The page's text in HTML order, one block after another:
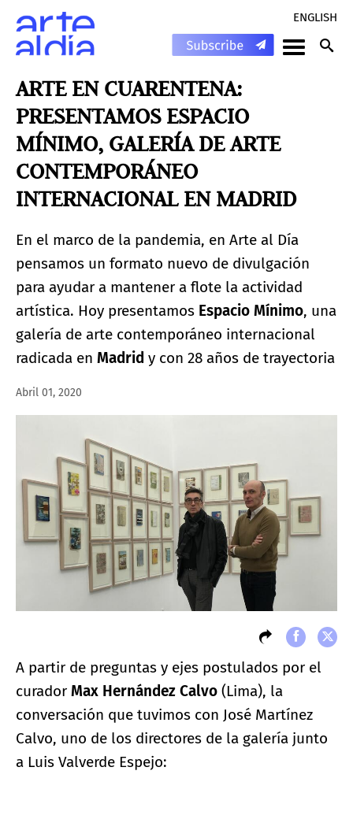
ENGLISH
ARTE EN CUARENTENA:
PRESENTAMOS ESPACIO
MÍNIMO, GALERÍA DE ARTE
CONTEMPORÁNEO
INTERNACIONAL EN MADRID
En el marco de la pandemia, en Arte al Día
pensamos un formato nuevo de divulgación
para ayudar a mantener a flote la actividad
artística. Hoy presentamos Espacio Mínimo, una
galería de arte contemporáneo internacional
radicada en Madrid y con 28 años de trayectoria
Abril 01, 2020
A partir de preguntas y ejes postulados por el
curador Max Hernández Calvo (Lima), la
conversación que tuvimos con José Martínez
Calvo, uno de los directores de la galería junto
a Luis Valverde Espejo: